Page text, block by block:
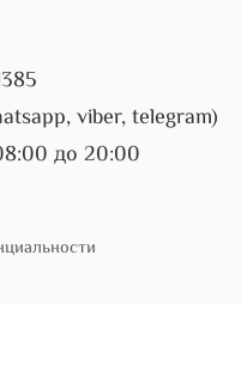
viber, telegram)
до 20:00